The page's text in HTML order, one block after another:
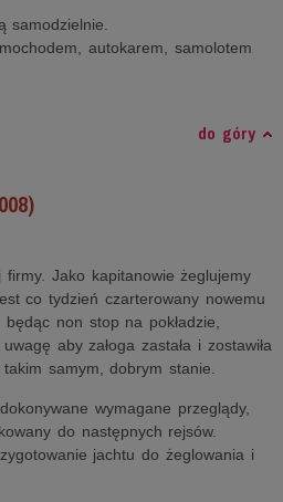
samodzielnie.
autokarem, samolotem
do góry
firmy. Jako kapitanowie żeglujemy
co tydzień czarterowany nowemu
non stop na pokładzie,
aby załoga zastała i zostawiła
samym, dobrym stanie.
wymagane przeglądy,
do następnych rejsów.
jachtu do żeglowania i